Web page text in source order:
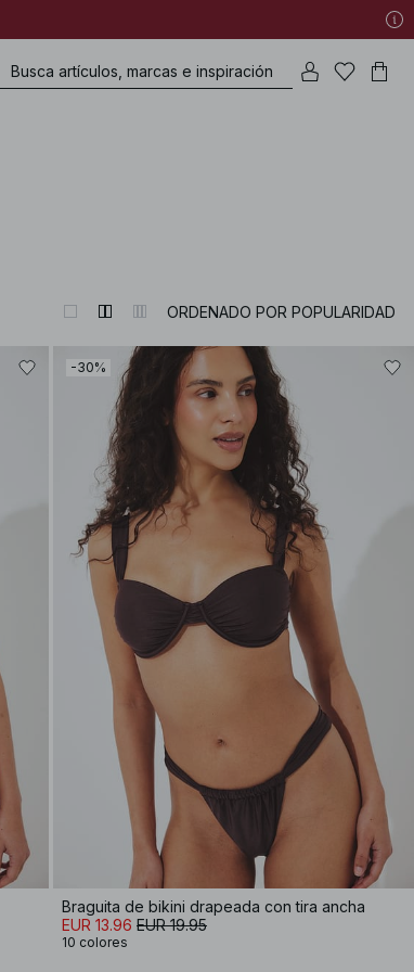
ORDENADO POR POPULARIDAD
-30%
Braguita de bikini drapeada con tira ancha
EUR 13.96 EUR 19.95
10 colores